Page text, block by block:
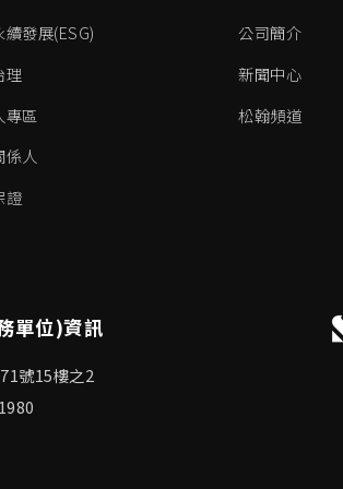
發展(ESG)
理
專區
係人
證
公司簡介
新聞中心
松翰頻道
單位)資訊
號15樓之2